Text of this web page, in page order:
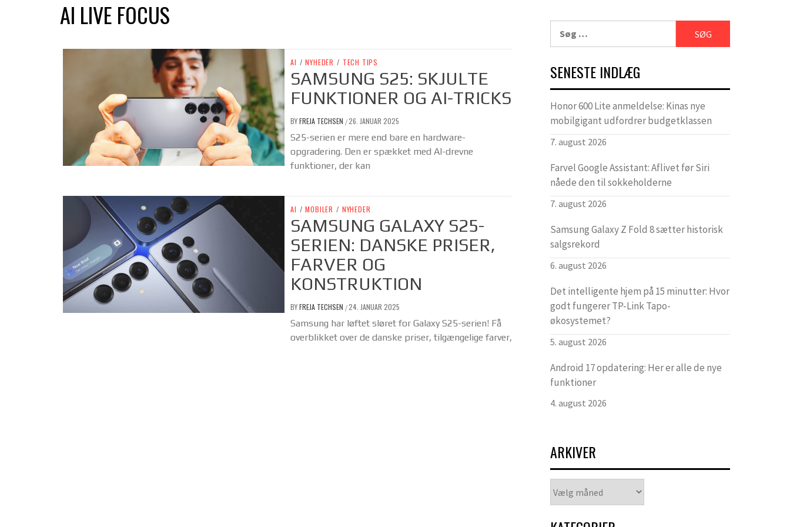
AI LIVE FOCUS
AI / NYHEDER / TECH TIPS
SAMSUNG S25: SKJULTE
FUNKTIONER OG AI-TRICKS
BYFREJA TECHSEN /26. JANUAR 2025
S25-serien er mere end bare en hardware-
opgradering. Den er spækket med AI-drevne
funktioner, der kan
AI / MOBILER / NYHEDER
SAMSUNG GALAXY S25-
SERIEN: DANSKE PRISER,
FARVER OG
KONSTRUKTION
BYFREJA TECHSEN /24. JANUAR 2025
Samsung har løftet sløret for Galaxy S25-serien! Få
overblikket over de danske priser, tilgængelige farver,
efter:
SENESTE INDLÆG
Honor 600 Lite anmeldelse: Kinas nye
mobilgigant udfordrer budgetklassen
7. august 2026
Farvel Google Assistant: Aflivet før Siri
nåede den til sokkeholderne
7. august 2026
Samsung Galaxy Z Fold 8 sætter historisk
salgsrekord
6. august 2026
Det intelligente hjem på 15 minutter: Hvor
godt fungerer TP-Link Tapo-
økosystemet?
5. august 2026
Android 17 opdatering: Her er alle de nye
funktioner
4. august 2026
ARKIVER